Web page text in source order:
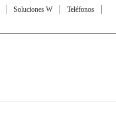
Soluciones W
Teléfonos